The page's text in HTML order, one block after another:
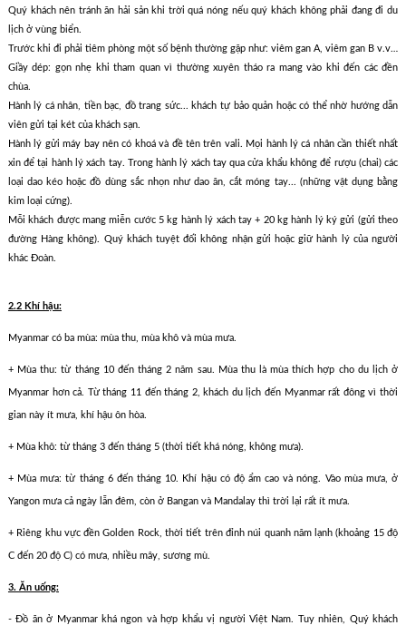
Quý khách nên tránh ăn hải sản khi trời quá nóng nếu quý khách không phải đang đi du
lịch ở vùng biển.
Trước khi đi phải tiêm phòng một số bệnh thường gặp như: viêm gan A, viêm gan B v.v…
Giầy dép: gọn nhẹ khi tham quan vì thường xuyên tháo ra mang vào khi đến các đền
chùa.
Hành lý cá nhân, tiền bạc, đồ trang sức... khách tự bảo quản hoặc có thể nhờ hướng dẫn
viên gửi tại két của khách sạn.
Hành lý gửi máy bay nên có khoá và đề tên trên vali. Mọi hành lý cá nhân cần thiết nhất
xin để tại hành lý xách tay. Trong hành lý xách tay qua cửa khẩu không để rượu (chai) các
loại dao kéo hoặc đồ dùng sắc nhọn như dao ăn, cắt móng tay... (những vật dụng bằng
kim loại cứng).
Mỗi khách được mang miễn cước 5 kg hành lý xách tay + 20 kg hành lý ký gửi (gửi theo
đường Hàng không). Quý khách tuyệt đối không nhận gửi hoặc giữ hành lý của người
khác Đoàn.
2.2 Khí hậu:
Myanmar có ba mùa: mùa thu, mùa khô và mùa mưa.
+ Mùa thu: từ tháng 10 đến tháng 2 năm sau. Mùa thu là mùa thích hợp cho du lịch ở
Myanmar hơn cả. Từ tháng 11 đến tháng 2, khách du lịch đến Myanmar rất đông vì thời
gian này ít mưa, khí hậu ôn hòa.
+ Mùa khô: từ tháng 3 đến tháng 5 (thời tiết khá nóng, không mưa).
+ Mùa mưa: từ tháng 6 đến tháng 10. Khí hậu có độ ẩm cao và nóng. Vào mùa mưa, ở
Yangon mưa cả ngày lẫn đêm, còn ở Bangan và Mandalay thì trời lại rất ít mưa.
+ Riêng khu vực đền Golden Rock, thời tiết trên đỉnh núi quanh năm lạnh (khoảng 15 độ
C đến 20 độ C) có mưa, nhiều mây, sương mù.
3. Ăn uống:
- Đồ ăn ở Myanmar khá ngon và hợp khẩu vị người Việt Nam. Tuy nhiên, Quý khách